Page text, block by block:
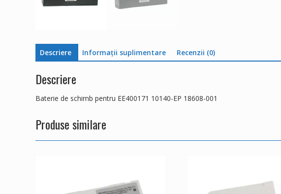
Descriere Informații suplimentare Recenzii (0)
Descriere
Baterie de schimb pentru EE400171 10140-EP 18608-001
Produse similare